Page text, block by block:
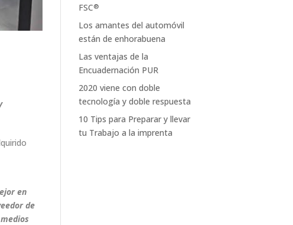
en
de
FSC®
Los amantes del automóvil
están de enhorabuena
Las ventajas de la
Encuadernación PUR
2020 viene con doble
tecnología y doble respuesta
10 Tips para Preparar y llevar
tu Trabajo a la imprenta